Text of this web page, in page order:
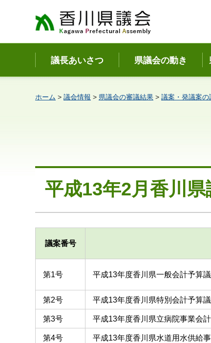
香川県議会
議長あいさつ 県議会の動き
ホーム > 議会情報 > 県議会の審議結果 > 議案・発議案の
平成13年2月香川
議案番号
第1号 平成13年度香川県一般会計予算
第2号 平成13年度香川県特別会計予算
第3号 平成13年度香川県立病院事業会
第4号 平成13年度香川県水道用水供給